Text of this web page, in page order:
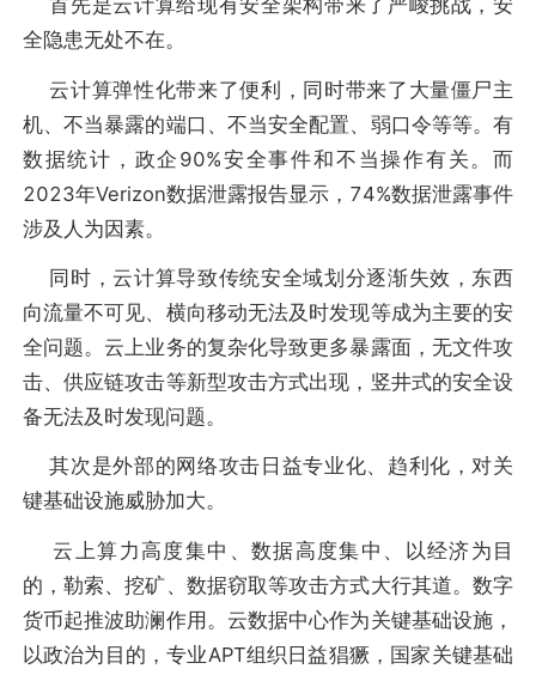
首先是云计算给现有安全架构带来了严峻挑战，安
全隐患无处不在。
云计算弹性化带来了便利，同时带来了大量僵尸主
机、不当暴露的端口、不当安全配置、弱口令等等。有
数据统计，政企90%安全事件和不当操作有关。而
2023年Verizon数据泄露报告显示，74%数据泄露事件
涉及人为因素。
同时，云计算导致传统安全域划分逐渐失效，东西
向流量不可见、横向移动无法及时发现等成为主要的安
全问题。云上业务的复杂化导致更多暴露面，无文件攻
击、供应链攻击等新型攻击方式出现，竖井式的安全设
备无法及时发现问题。
其次是外部的网络攻击日益专业化、趋利化，对关
键基础设施威胁加大。
云上算力高度集中、数据高度集中、以经济为目
的，勒索、挖矿、数据窃取等攻击方式大行其道。数字
货币起推波助澜作用。云数据中心作为关键基础设施，
以政治为目的，专业APT组织日益猖獗，国家关键基础